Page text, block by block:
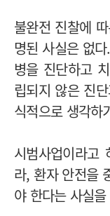
불완전 진찰에
명된 사실은 없
병을 진단하고
립되지 않은 진
식적으로 생각하
시범사업이라고
라, 환자 안전을
야 한다는 사실